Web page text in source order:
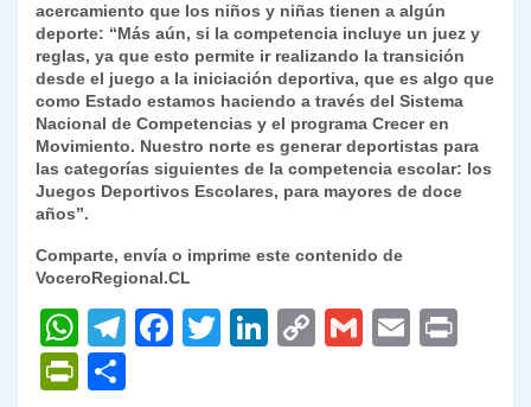
acercamiento que los niños y niñas tienen a algún
deporte: “Más aún, si la competencia incluye un juez y
reglas, ya que esto permite ir realizando la transición
desde el juego a la iniciación deportiva, que es algo que
como Estado estamos haciendo a través del Sistema
Nacional de Competencias y el programa Crecer en
Movimiento. Nuestro norte es generar deportistas para
las categorías siguientes de la competencia escolar: los
Juegos Deportivos Escolares, para mayores de doce
años”.
Comparte, envía o imprime este contenido de
VoceroRegional.CL
W
h
T
F
T
Li
C
G
E
P